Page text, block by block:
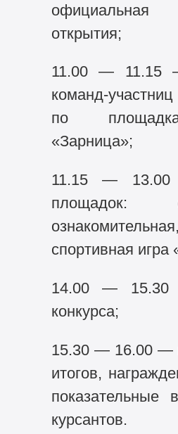
открытия;
11.00 — 11.15
команд-участниц
по
«Зарница»;
11.15 —
площадок:
спортивная игра
14.00 —
конкурса;
15.30 — 16.00 —
итогов,
показательные
курсантов.